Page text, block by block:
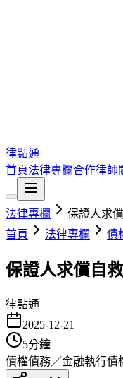
律點通
首頁法律專欄合作律師
法律專欄
保證人求
首頁
法律專欄 債
保證人求償自
律點通
2025-12-21
5分鐘
債權債務／金融執行債